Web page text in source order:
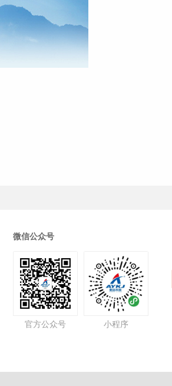
微信公众号
官方公众号 小程序